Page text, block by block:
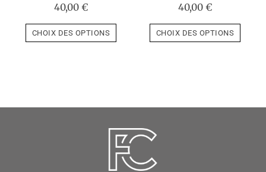
40,00 €
CHOIX DES OPTIONS
40,00 €
CHOIX DES OPTIONS